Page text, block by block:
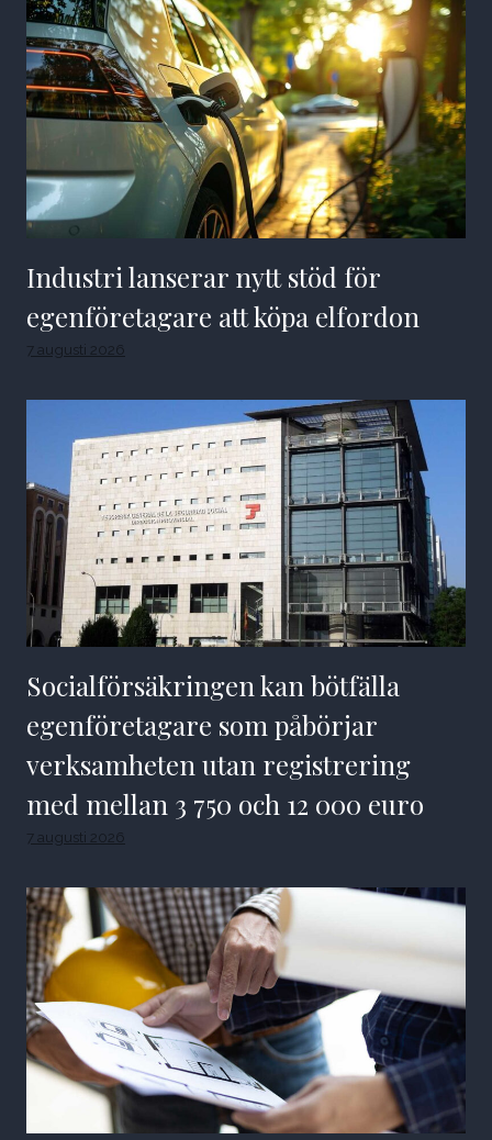
Industri lanserar nytt stöd för
egenföretagare att köpa elfordon
7 augusti 2026
Socialförsäkringen kan bötfälla
egenföretagare som påbörjar
verksamheten utan registrering
med mellan 3 750 och 12 000 euro
7 augusti 2026